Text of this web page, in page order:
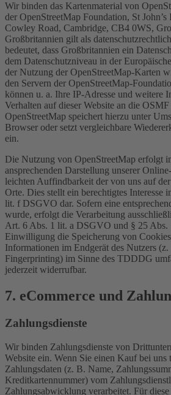
Wir binden das Kartenmaterial von
der OpenStreetMap Foundation, St
Cowley Road, Cambridge, CB4 0WS,
Großbritannien gilt als
bedeutet, dass Großbritannien ein
dem Datenschutzniveau in der
der Nutzung der OpenStreetMap-Karten
den Servern der OpenStreetMap-
können u. a. Ihre IP-Adresse und weitere
Verhalten auf dieser Website an die
OpenStreetMap speichert hierzu unter
Browser oder setzt vergleichbare
ein.
Die Nutzung von OpenStreetMap erfolgt
ansprechenden Darstellung unserer
leichten Auffindbarkeit der von uns auf der
Orte. Dies stellt ein berechtigtes Interesse
lit. f DSGVO dar. Sofern eine
wurde, erfolgt die Verarbeitung
Art. 6 Abs. 1 lit. a DSGVO und § 25
Einwilligung die Speicherung von
Informationen im Endgerät des Nutzers
Fingerprinting) im Sinne des TDDDG
jederzeit widerrufbar.
7. eCommerce und
Zahlungsdienste
Wir binden Zahlungsdienste von
Website ein. Wenn Sie einen Kauf bei uns
Zahlungsdaten (z. B. Name,
Kreditkartennummer) vom
Zahlungsabwicklung verarbeitet. Für